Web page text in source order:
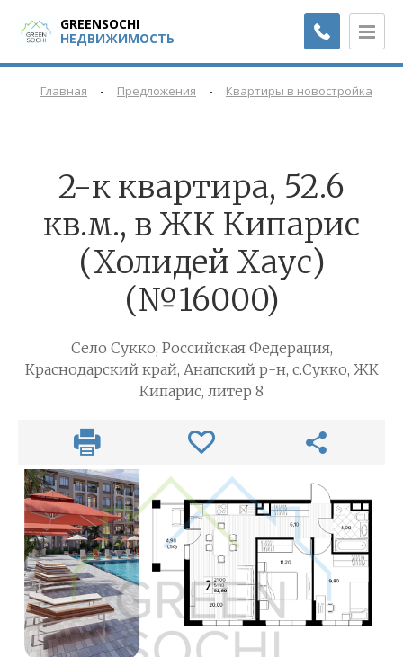
GREENSOCHI
НЕДВИЖИМОСТЬ
Главная - Предложения - Квартиры в новостройках
2-к квартира, 52.6
кв.м., в ЖК Кипарис
(Холидей Хаус)
(№16000)
Село Сукко, Российская Федерация,
Краснодарский край, Анапский р-н, с.Сукко, ЖК
Кипарис, литер 8